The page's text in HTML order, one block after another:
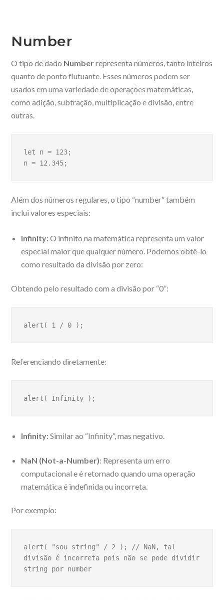
Number
O tipo de dado Numberrepresenta números, tanto inteiros
quanto de ponto flutuante. Esses números podem ser
usados em uma variedade de operações matemáticas,
como adição, subtração, multiplicação e divisão, entre
outras.
let n = 123;
n = 12.345;
Além dos números regulares, o tipo “number” também
inclui valores especiais:
Infinity:O infinito na matemática representa um valor
especial maior que qualquer número. Podemos obtê-lo
como resultado da divisão por zero:
Obtendo pelo resultado com a divisão por “0”:
alert( 1 / 0 );
Referenciando diretamente:
alert( Infinity );
Infinity:Similar ao “Infinity”, mas negativo.
NaN (Not-a-Number): Representa um erro
computacional e é retornado quando uma operação
matemática é indefinida ou incorreta.
Por exemplo:
alert( "sou string" / 2 ); // NaN, tal
divisão é incorreta pois não se pode dividir
string por number